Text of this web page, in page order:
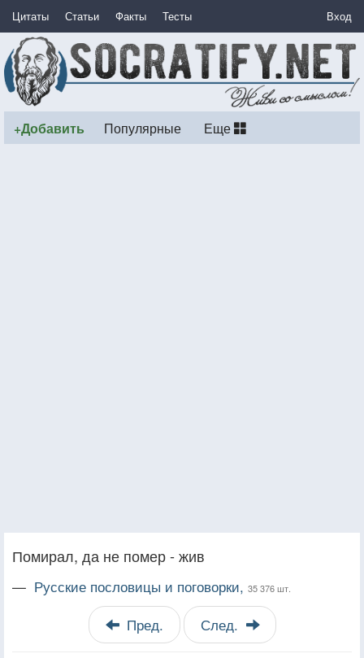
Цитаты Статьи Факты Тесты Вход
+Добавить Популярные Еще
Помирал, да не помер - жив
— Русские пословицы и поговорки, 35 376 шт.
Пред. След.